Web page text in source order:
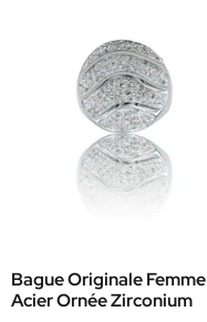
Bague Originale Femme
Acier Ornée Zirconium